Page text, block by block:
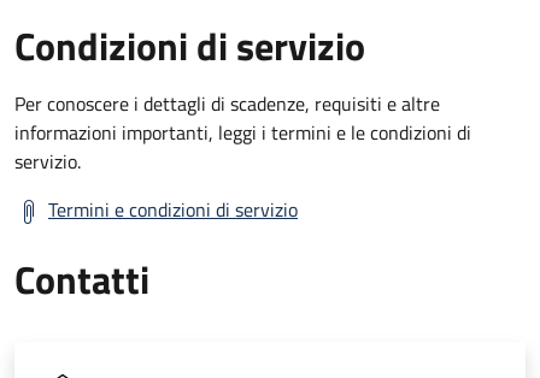
Condizioni di servizio
Per conoscere i dettagli di scadenze, requisiti e altre
informazioni importanti, leggi i termini e le condizioni di
servizio.
Termini e condizioni di servizio
Contatti